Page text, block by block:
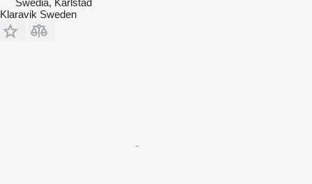
Swedia, Karlstad
Klaravik Sweden